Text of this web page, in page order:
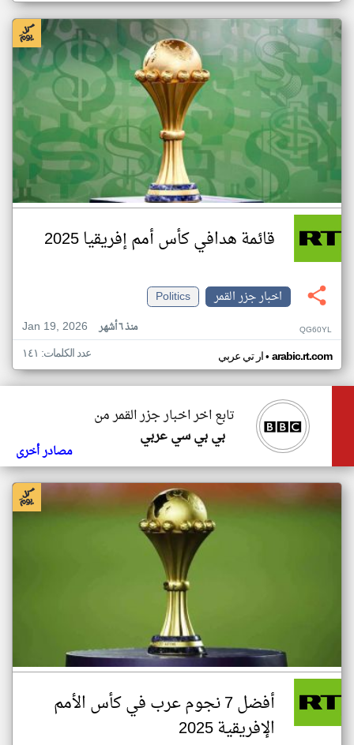
قائمة هدافي كأس أمم إفريقيا 2025
اخبار جزر القمر
Politics
Jan 19, 2026
منذ ٦ أشهر QG60YL
ار تي عربي• arabic.rt.com عدد الكلمات: ١٤١
تابع اخر اخبار جزر القمر من
بي بي سي عربي
مصادر أخرى
أفضل 7 نجوم عرب في كأس الأمم
الإفريقية 2025